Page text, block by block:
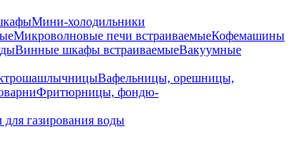
Мини-холодильники
Микроволновые печи встраиваемыеКофемашины
Винные шкафы встраиваемыеВакуумные
Вафельницы, орешницы,
Фритюрницы, фондю-
газирования воды